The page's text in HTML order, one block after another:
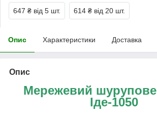
647 ₴ від 5 шт. 614 ₴ від 20 шт.
Опис Характеристики Доставка
Опис
Мережевий
Іде-1050